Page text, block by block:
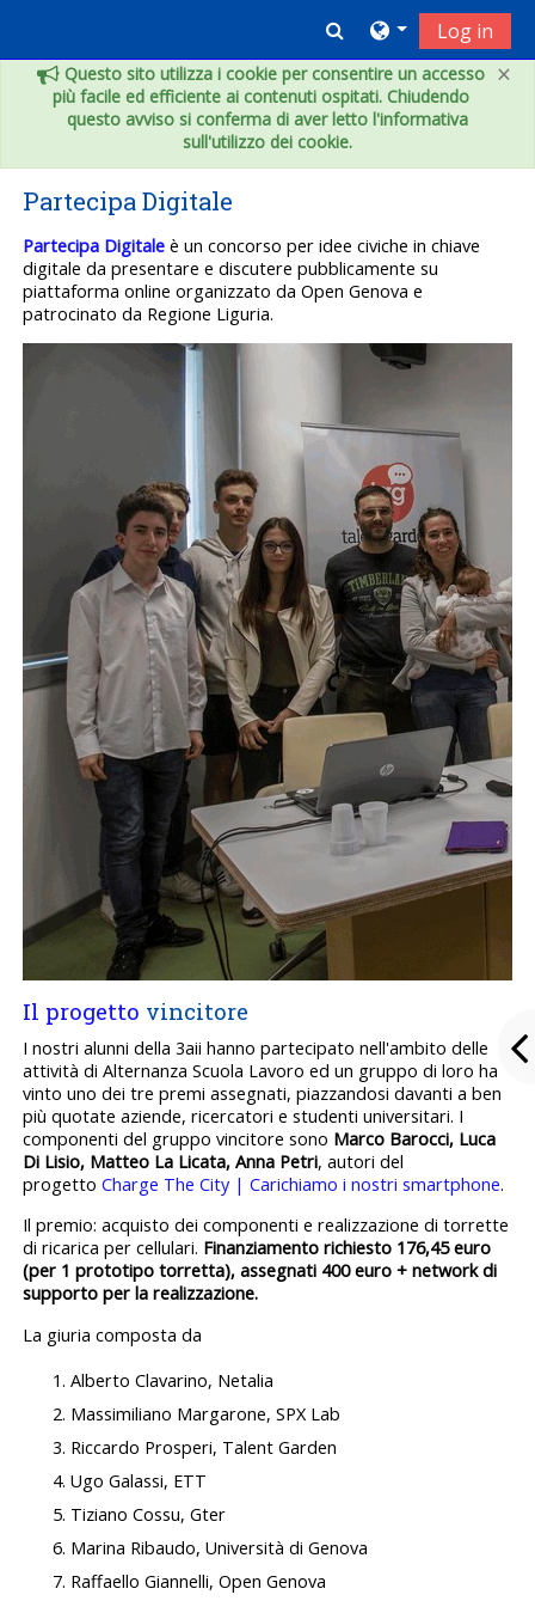
×
Questo sito utilizza i cookie per consentire un accesso
più facile ed efficiente ai contenuti ospitati. Chiudendo
questo avviso si conferma di aver letto l'informativa
sull'utilizzo dei cookie.
Toggle search
Log in
Partecipa Digitale
Partecipa Digitale è un concorso per idee civiche in chiave
digitale da presentare e discutere pubblicamente su
piattaforma online organizzato da Open Genova e
patrocinato da Regione Liguria.
Il progetto vincitore
I nostri alunni della 3aii hanno partecipato nell'ambito delle
attività di Alternanza Scuola Lavoro ed un gruppo di loro ha
vinto uno dei tre premi assegnati, piazzandosi davanti a ben
più quotate aziende, ricercatori e studenti universitari. I
componenti del gruppo vincitore sono Marco Barocci, Luca
Di Lisio, Matteo La Licata, Anna Petri, autori del
progettoCharge The City | Carichiamo i nostri smartphone.
Il premio: acquisto dei componenti e realizzazione di torrette
di ricarica per cellulari. Finanziamento richiesto 176,45 euro
(per 1 prototipo torretta), assegnati 400 euro + network di
supporto per la realizzazione.
La giuria composta da
Alberto Clavarino, Netalia
Massimiliano Margarone, SPX Lab
Riccardo Prosperi, Talent Garden
Ugo Galassi, ETT
Tiziano Cossu, Gter
Marina Ribaudo, Università di Genova
Raffaello Giannelli, Open Genova